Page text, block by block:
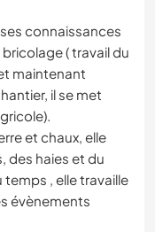
connaissances
( travail du
maintenant
il se met
et chaux, elle
des haies et du
, elle travaille
évènements